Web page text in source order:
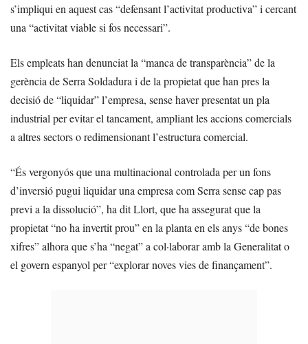
s’impliqui en aquest cas “defensant l’activitat productiva” i cercant
una “activitat viable si fos necessari”.
Els empleats han denunciat la “manca de transparència” de la
gerència de Serra Soldadura i de la propietat que han pres la
decisió de “liquidar” l’empresa, sense haver presentat un pla
industrial per evitar el tancament, ampliant les accions comercials
a altres sectors o redimensionant l’estructura comercial.
“És vergonyós que una multinacional controlada per un fons
d’inversió pugui liquidar una empresa com Serra sense cap pas
previ a la dissolució”, ha dit Llort, que ha assegurat que la
propietat “no ha invertit prou” en la planta en els anys “de bones
xifres” alhora que s’ha “negat” a col·laborar amb la Generalitat o
el govern espanyol per “explorar noves vies de finançament”.